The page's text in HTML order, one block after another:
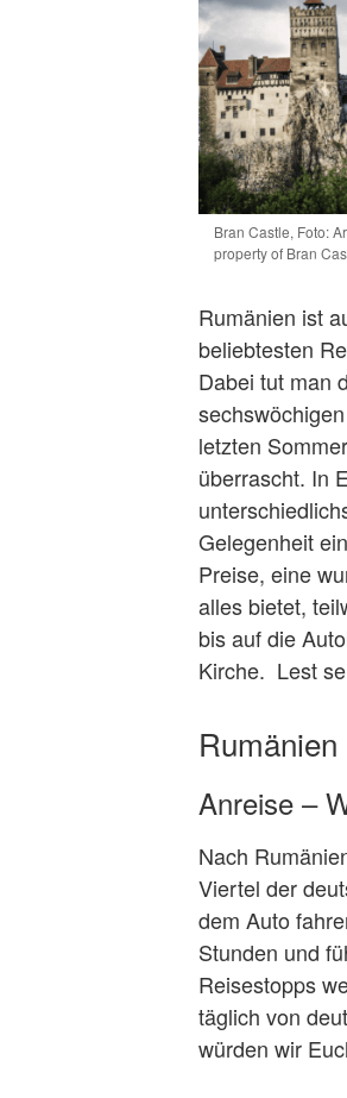
Bran Castle, Foto:
property of Bran
Rumänien ist
beliebtesten
Dabei tut man
letzten
überrascht. In
Gelegenheit
Preise, eine
alles bietet,
bis auf die
Kirche. Lest
Anreise –
Nach
Viertel der
dem Auto
Stunden und
Reisestopps
täglich von
würden wir